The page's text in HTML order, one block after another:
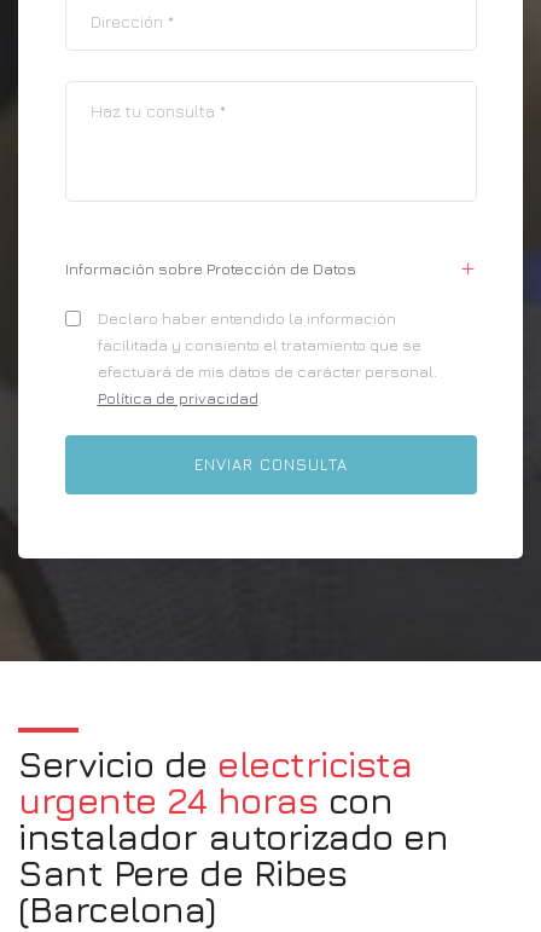
Información sobre Protección de Datos
Declaro haber entendido la información
facilitada y consiento el tratamiento que se
efectuará de mis datos de carácter personal.
Política de privacidad
Servicio de electricista
urgente 24 horas con
instalador autorizado en
Sant Pere de Ribes
(Barcelona)